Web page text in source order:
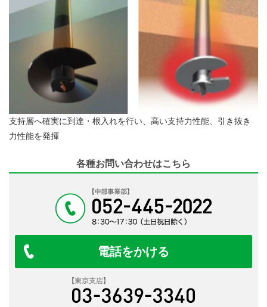
支持層へ確実に到達・根入れを行い、 高い支持力性能、引き抜き
力性能を発揮
各種お問い合わせはこちら
電話をかける